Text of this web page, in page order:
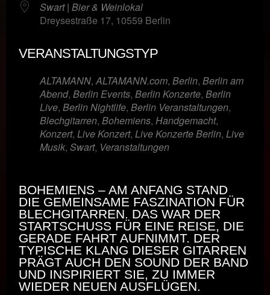
Swart | Bier & Weinlokal
Dreysestraße 17, 10559 Berlin
VERANSTALTUNGSTYP
ALTAMANN,ALTAMANN.com, Berlin, Berlin am
Abend, Berlin Events, Berlin Konzerte, Berlin
Live, Berlin Nightlife, Berlin Veranstaltungen,
Blechgitarren, Bohemiens, Handgemacht,
Konzert, Live Konzert, Live Konzerte Berlin, Live
Musik, Swart, Veranstaltungen
BOHEMIENS – AM ANFANG STAND
DIE GEMEINSAME FASZINATION FÜR
BLECHGITARREN. DAS WAR DER
STARTSCHUSS FÜR EINE REISE, DIE
GERADE FAHRT AUFNIMMT. DER
TYPISCHE KLANG DIESER GITARREN
PRÄGT AUCH DEN SOUND DER BAND
UND INSPIRIERT SIE, ZU IMMER
WIEDER NEUEN AUSFLÜGEN.